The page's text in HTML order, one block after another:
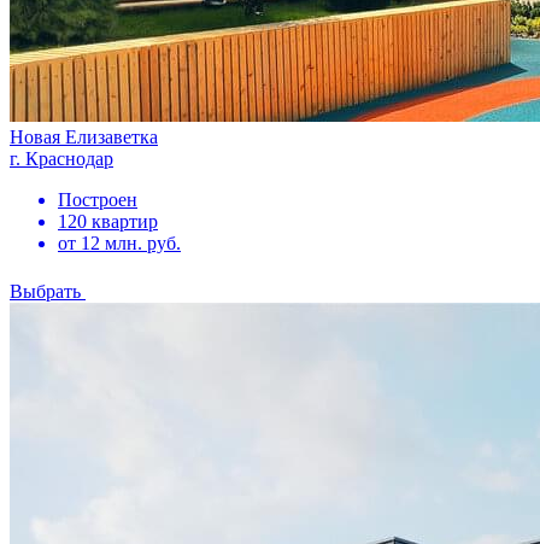
Новая Елизаветка
г. Краснодар
Построен
120 квартир
от 12 млн. руб.
Выбрать